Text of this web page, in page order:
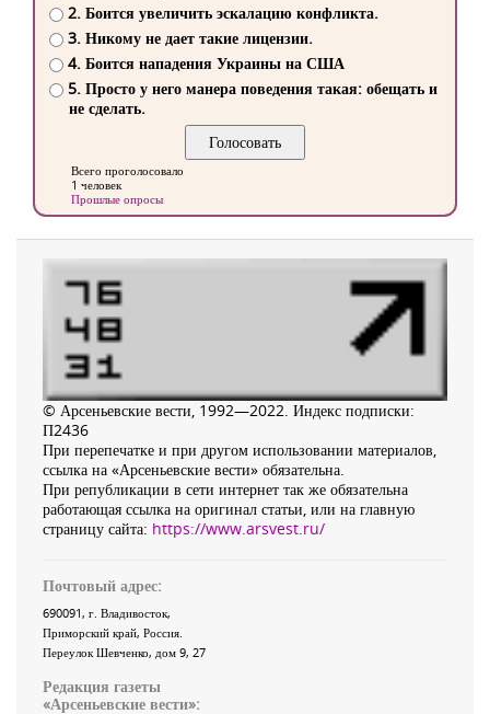
2. Боится увеличить эскалацию конфликта.
3. Никому не дает такие лицензии.
4. Боится нападения Украины на США
5. Просто у него манера поведения такая: обещать и
не сделать.
Всего проголосовало
1 человек
Прошлые опросы
© Арсеньевские вести, 1992—2022. Индекс подписки:
П2436
При перепечатке и при другом использовании материалов,
ссылка на «Арсеньевские вести» обязательна.
При републикации в сети интернет так же обязательна
работающая ссылка на оригинал статьи, или на главную
страницу сайта: https://www.arsvest.ru/
Почтовый адрес:
690091, г. Владивосток,
Приморский край, Россия.
Переулок Шевченко, дом 9, 27
Редакция газеты
«Арсеньевские вести»: